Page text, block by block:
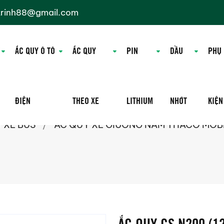
ẮC QUY Ô TÔ
ĐIỆN
ẮC QUY
THEO XE
PIN
LITHIUM
DẦU
NHỚT
PHỤ
KIỆN
XE BUS /
ẮC QUY XE GIƯỜNG NẰM THACO